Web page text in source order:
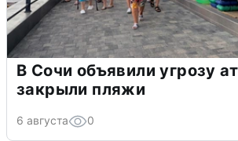
В Сочи объявили угрозу
закрыли пляжи
6 августа 0